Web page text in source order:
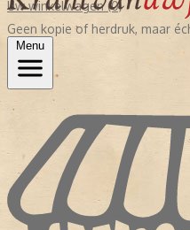
Uw winkelwagen (0)
Geen kopie of herdruk, maar
Menu